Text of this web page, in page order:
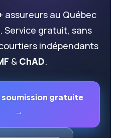
assureurs au Québec
Service gratuit, sans
indépendants
& ChAD.
soumission gratuite
→